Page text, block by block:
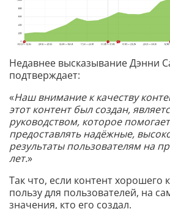
Недавнее высказывание Дэнни
подтверждает:
«Наш внимание к качеству
этот контент был создан,
руководством, которое
предоставлять надёжные,
результаты пользователям на
лет.»
Так что, если контент хорошего
пользу для пользователей, на
значения, кто его создал.